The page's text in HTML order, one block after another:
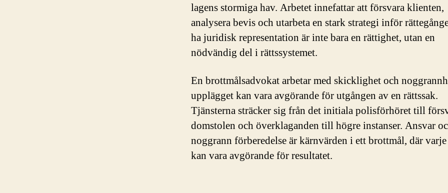
lagens stormiga hav. Arbetet innefattar att försvara klienten,
analysera bevis och utarbeta en stark strategi inför
ha juridisk representation är inte bara en rättighet, utan en
nödvändig del i rättssystemet.
En brottmålsadvokat arbetar med skicklighet och
upplägget kan vara avgörande för utgången av en rättssak.
Tjänsterna sträcker sig från det initiala polisförhöret till
domstolen och överklaganden till högre instanser. Ansvar
noggrann förberedelse är kärnvärden i ett brottmål, där
kan vara avgörande för resultatet.